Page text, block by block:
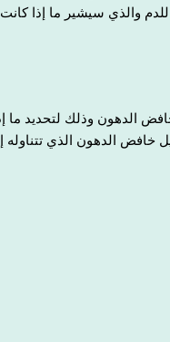
والذي سيشير ما إذا
الدهون وذلك لتحديد ما
خافض الدهون الذي تتناوله